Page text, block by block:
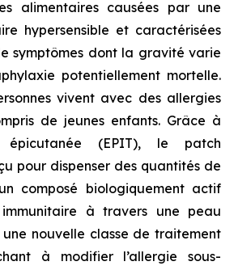
alimentaires causées par une
hypersensible et caractérisées
symptômes dont la gravité varie
potentiellement mortelle.
vivent avec des allergies
de jeunes enfants. Grâce à
épicutanée (EPIT), le patch
pour dispenser des quantités de
composé biologiquement actif
à travers une peau
une nouvelle classe de traitement
à modifier l’allergie sous-